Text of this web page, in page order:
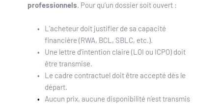
professionnels. Pour qu’un dossier soit ouvert :
L’acheteur doit justifier de sa capacité
financière (RWA, BCL, SBLC, etc.).
Une lettre d’intention claire (LOI ou ICPO) doit
être transmise.
Le cadre contractuel doit être accepté dès le
départ.
Aucun prix, aucune disponibilité n’est transmis